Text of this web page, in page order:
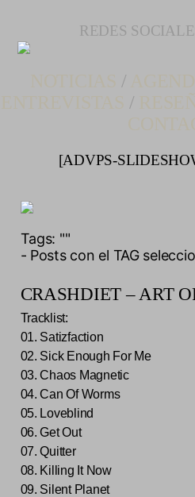
REDES
/
/
[ADVPS-
Tags: ""
- Posts con el TAG
CRASHDIET – ART
Tracklist:
01. Satizfaction
02. Sick Enough For Me
03. Chaos Magnetic
04. Can Of Worms
05. Loveblind
06. Get Out
07. Quitter
08. Killing It Now
09. Silent Planet